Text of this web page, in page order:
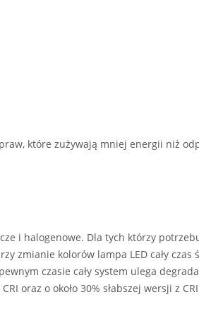
które zużywają mniej energii niż
i halogenowe. Dla tych którzy
kolorów lampa LED cały czas
czasie cały system ulega
oraz o około 30% słabszej wersji z